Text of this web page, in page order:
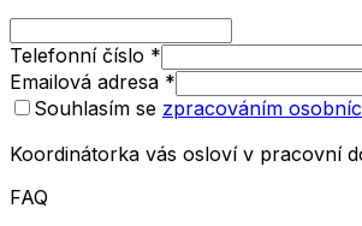
Telefonní číslo *
Emailová adresa *
Souhlasím se zpracováním
Koordinátorka vás osloví v pracovní
FAQ